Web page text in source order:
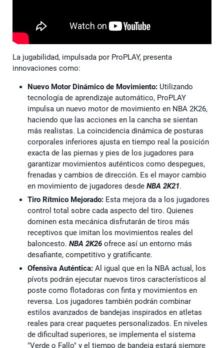
La jugabilidad, impulsada por ProPLAY, presenta
innovaciones como:
Nuevo Motor Dinámico de Movimiento: Utilizando
tecnología de aprendizaje automático, ProPLAY
impulsa un nuevo motor de movimiento en NBA 2K26,
haciendo que las acciones en la cancha se sientan
más realistas. La coincidencia dinámica de posturas
corporales inferiores ajusta en tiempo real la posición
exacta de las piernas y pies de los jugadores para
garantizar movimientos auténticos como despegues,
frenadas y cambios de dirección. Es el mayor cambio
en movimiento de jugadores desde NBA 2K21.
Tiro Rítmico Mejorado: Esta mejora da a los jugadores
control total sobre cada aspecto del tiro. Quienes
dominen esta mecánica disfrutarán de tiros más
receptivos que imitan los movimientos reales del
baloncesto. NBA 2K26 ofrece así un entorno más
desafiante, competitivo y gratificante.
Ofensiva Auténtica: Al igual que en la NBA actual, los
pívots podrán ejecutar nuevos tiros característicos al
poste como flotadoras con finta y movimientos en
reversa. Los jugadores también podrán combinar
estilos avanzados de bandejas inspirados en atletas
reales para crear paquetes personalizados. En niveles
de dificultad superiores, se implementa el sistema
"Verde o Fallo" y el tiempo de bandeja estará siempre